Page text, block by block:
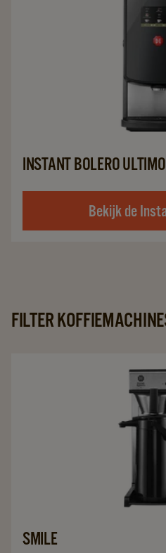
INSTANT BOLERO
Bekijk de
FILTER
SMILE